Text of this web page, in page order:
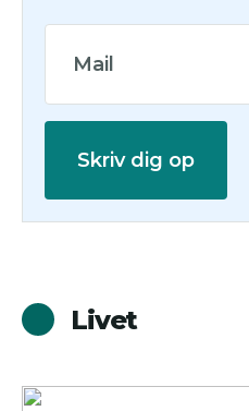
Skriv dig op
Livet